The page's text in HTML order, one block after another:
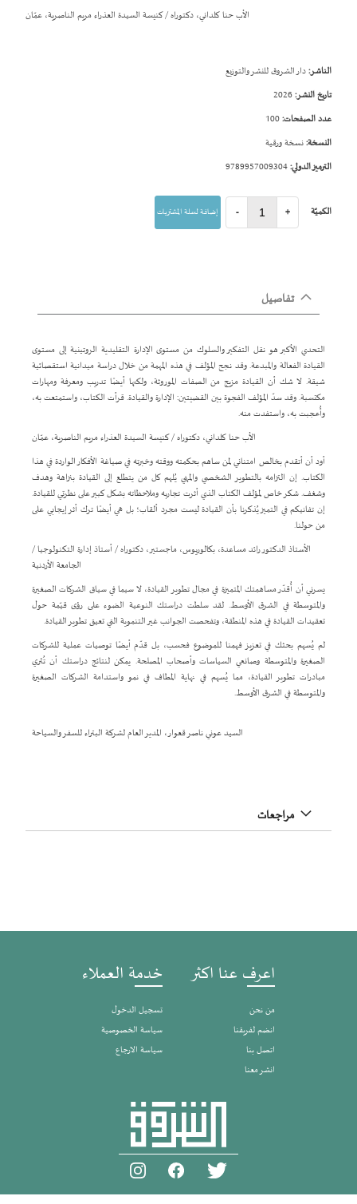
الأب حنا كلداني، دكتوراه / كنيسة السيدة العذراء مريم الناصرية، عمّان
الناشر:دار الشروق للنشر والتوزيع
تاريخ النشر:
عدد الصفحات:
النسخة:نسخة ورقية
الترميز الدولي:
الكميّة - + إضافة لسلة المشتريات
تفاصيل
التحدي الأكبر هو نقل التفكير والسلوك من مستوى الإدارة التقليدية الروتينية إلى مستوى
القيادة الفعالة والمبدعة. وقد نجح المؤلف في هذه المهمة من خلال دراسة ميدانية استقصائية
شيقة. لا شك أن القيادة مزيج من الصفات الموروثة، ولكنها أيضًا تدريب ومعرفة ومهارات
مكتسبة. وقد سدّ المؤلف الفجوة بين القضيتين: الإدارة والقيادة. قرأت الكتاب، واستمتعت به،
وأُعجبت به، واستفدت منه.
الأب حنا كلداني، دكتوراه / كنيسة السيدة العذراء مريم الناصرية، عمّان
أود أن أتقدم بخالص امتناني لمن ساهم بحكمته ووقته وخبرته في صياغة الأفكار الواردة في هذا
الكتاب. إن التزامه بالتطوير الشخصي والمهني يُلهم كل من يتطلع إلى القيادة بنزاهة وهدف
وشغف. شكر خاص لمؤلف الكتاب الذي أثرت تجاربه وملاحظاته بشكل كبير على نظرتي للقيادة.
إن تفانيكم في التميز يُذكرنا بأن القيادة ليست مجرد ألقاب؛ بل هي أيضًا ترك أثر إيجابي على
من حولنا.
الأستاذ الدكتور رائد مساعدة، بكالوريوس، ماجستير، دكتوراه / أستاذ إدارة التكنولوجيا /
الجامعة الأردنية
يسرني أن أُقدّر مساهمتك المتميزة في مجال تطوير القيادة، لا سيما في سياق الشركات الصغيرة
والمتوسطة في الشرق الأوسط. لقد سلطت دراستك النوعية الضوء على رؤى قيّمة حول
تعقيدات القيادة في هذه المنطقة، وتفحصت الجوانب غير التنموية التي تعيق تطوير القيادة.
لم يُسهم بحثك في تعزيز فهمنا للموضوع فحسب، بل قدّم أيضًا توصيات عملية للشركات
الصغيرة والمتوسطة وصانعي السياسات وأصحاب المصلحة. يمكن لنتائج دراستك أن تُثري
مبادرات تطوير القيادة، مما يُسهم في نهاية المطاف في نمو واستدامة الشركات الصغيرة
والمتوسطة في الشرق الأوسط.
السيد عوني ناصر قعوار، المدير العام لشركة البتراء للسفر والسياحة
مراجعات
اعرف عنا اكثر
من نحن
انضم لفريقنا
اتصل بنا
انشر معنا
خدمة العملاء
تسجيل الدخول
سياسة الخصوصية
سياسة الارجاع